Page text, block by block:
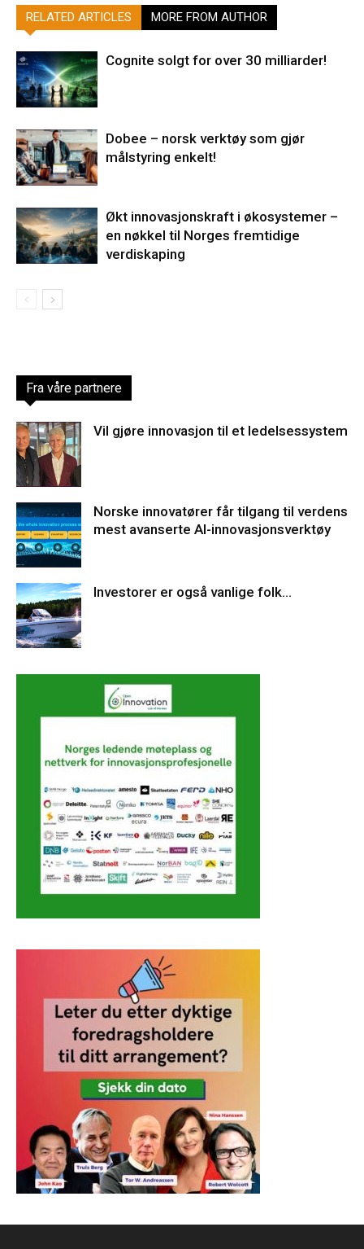
RELATED ARTICLES MORE FROM AUTHOR
Cognite solgt for over 30 milliarder!
Dobee – norsk verktøy som gjør
målstyring enkelt!
Økt innovasjonskraft i økosystemer –
en nøkkel til Norges fremtidige
verdiskaping
Fra våre partnere
Vil gjøre innovasjon til et ledelsessystem
Norske innovatører får tilgang til verdens
mest avanserte AI-innovasjonsverktøy
Investorer er også vanlige folk…